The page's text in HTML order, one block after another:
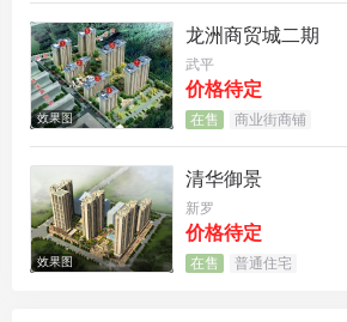
【项目占地】2.9万m2
【项目面积段】84-236平米
【价格】12800-15000
【装修状况】毛坯/精装修
【物业费】3元
效果图
龙洲商贸城二期
武平
价格待定
在售 商业街商铺
效果图
清华御景
新罗
价格待定
在售 普通住宅